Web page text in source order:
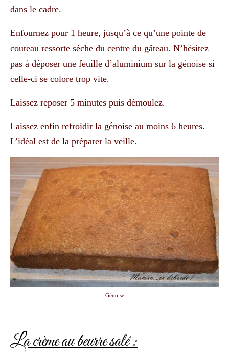
dans le cadre.
Enfournez pour 1 heure, jusqu’à ce qu’une pointe de
couteau ressorte sèche du centre du gâteau. N’hésitez
pas à déposer une feuille d’aluminium sur la génoise si
celle-ci se colore trop vite.
Laissez reposer 5 minutes puis démoulez.
Laissez enfin refroidir la génoise au moins 6 heures.
L’idéal est de la préparer la veille.
Génoise
La crème au beurre salé :